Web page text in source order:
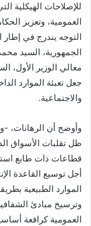
للإصلاحات الهيكلية
العمومية، وتعزيز
التوجه يندرج في إطار
الجمهورية، السيد
معالي الوزير الأول،
جعل تعبئة الموارد
والاجتماعية.
وأوضح أن الرهانات،
ظل تقلبات الأسواق
قطاعات ذات طابع
أجل توسيع القاعدة
الموارد الطبيعية
وترسيخ مبادئ
العمومية كرافعة